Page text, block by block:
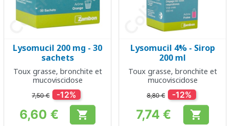
Lysomucil 200 mg - 30
sachets
Toux grasse, bronchite et
mucoviscidose
7,50 € -12%
Prix
6,60 € 
Lysomucil 4% - Sirop
200 ml
Toux grasse, bronchite et
mucoviscidose
8,80 € -12%
Prix
7,74 € 